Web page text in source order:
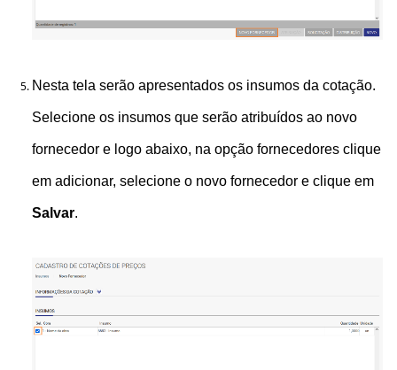
Nesta tela serão apresentados os insumos da cotação.
Selecione os insumos que serão atribuídos ao novo
fornecedor e logo abaixo, na opção fornecedores clique
em adicionar, selecione o novo fornecedor e clique em
Salvar.